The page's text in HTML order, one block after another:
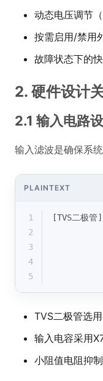
动态电压调节
按需启用/禁用
故障状态下的
2. 硬件设计
2.1 输入电路
输入滤波是确保系
PLAINTEXT
1
[TVS二极
2
3
4
5
TVS二极管选
输入电容采用
小阻值电阻抑